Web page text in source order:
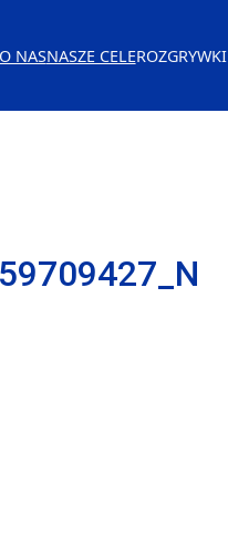
NASNASZE CELEROZGRYWKI